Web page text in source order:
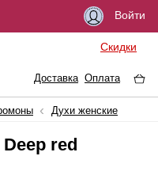
Войти
Скидки
Доставка Оплата
Духи женские
red